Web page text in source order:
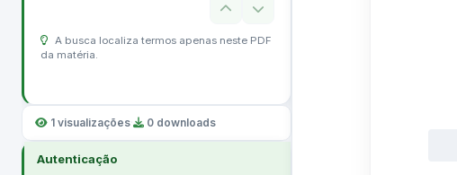
A busca localiza termos apenas neste PDF
da matéria.
1 visualizações 0 downloads
Autenticação